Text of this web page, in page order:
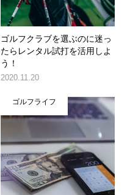
ゴルフクラブを選ぶのに迷っ
たらレンタル試打を活用しよ
う！
2020.11.20
ゴルフライフ